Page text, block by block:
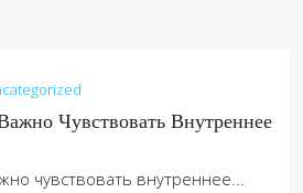
Чувствовать Внутреннее
чувствовать внутреннее...